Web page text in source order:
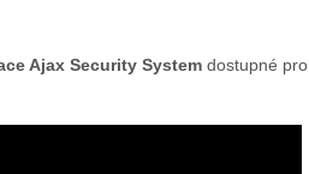
Ajax Security System dostupné pro